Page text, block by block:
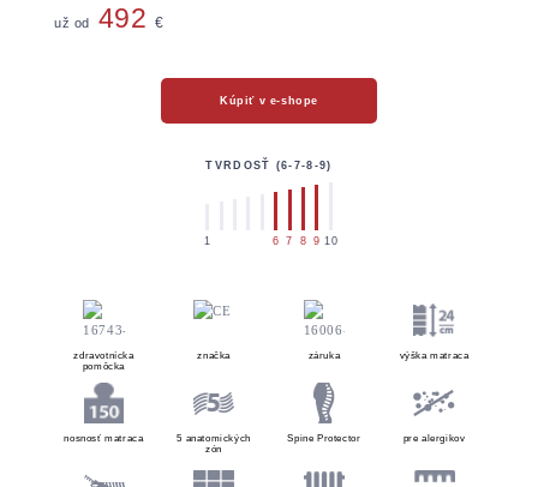
už od 492 €
Kúpiť v e-shope
TVRDOSŤ (6-7-8-9)
zdravotnícka
pomôcka
značka záruka výška matraca
nosnosť matraca
5 anatomických
zón
Spine Protector pre alergikov